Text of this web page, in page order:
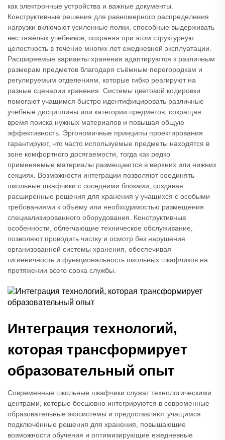
как электронные устройства и важные документы.
Конструктивные решения для равномерного распределения
нагрузки включают усиленные полки, способные выдерживать
вес тяжёлых учебников, сохраняя при этом структурную
целостность в течение многих лет ежедневной эксплуатации.
Расширяемые варианты хранения адаптируются к различным
размерам предметов благодаря съёмным перегородкам и
регулируемым отделениям, которые гибко реагируют на
разные сценарии хранения. Системы цветовой кодировки
помогают учащимся быстро идентифицировать различные
учебные дисциплины или категории предметов, сокращая
время поиска нужных материалов и повышая общую
эффективность. Эргономичные принципы проектирования
гарантируют, что часто используемые предметы находятся в
зоне комфортного досягаемости, тогда как редко
применяемые материалы размещаются в верхних или нижних
секциях. Возможности интеграции позволяют соединять
школьные шкафчики с соседними блоками, создавая
расширенные решения для хранения у учащихся с особыми
требованиями к объёму или необходимостью размещения
специализированного оборудования. Конструктивные
особенности, облегчающие техническое обслуживание,
позволяют проводить чистку и осмотр без нарушения
организованной системы хранения, обеспечивая
гигиеничность и функциональность школьных шкафчиков на
протяжении всего срока службы.
Интеграция технологий,
которая трансформирует
образовательный опыт
Современные школьные шкафчики служат технологическими
центрами, которые бесшовно интегрируются в современные
образовательные экосистемы и предоставляют учащимся
подключённые решения для хранения, повышающие
возможности обучения и оптимизирующие ежедневные